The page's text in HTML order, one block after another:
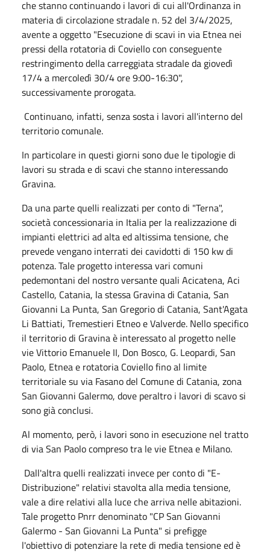
che stanno continuando i lavori di cui all'Ordinanza in
materia di circolazione stradale n. 52 del 3/4/2025,
avente a oggetto "Esecuzione di scavi in via Etnea nei
pressi della rotatoria di Coviello con conseguente
restringimento della carreggiata stradale da giovedì
17/4 a mercoledì 30/4 ore 9:00-16:30",
successivamente prorogata.
Continuano, infatti, senza sosta i lavori all'interno del
territorio comunale.
In particolare in questi giorni sono due le tipologie di
lavori su strada e di scavi che stanno interessando
Gravina.
Da una parte quelli realizzati per conto di "Terna",
società concessionaria in Italia per la realizzazione di
impianti elettrici ad alta ed altissima tensione, che
prevede vengano interrati dei cavidotti di 150 kw di
potenza. Tale progetto interessa vari comuni
pedemontani del nostro versante quali Acicatena, Aci
Castello, Catania, la stessa Gravina di Catania, San
Giovanni La Punta, San Gregorio di Catania, Sant'Agata
Li Battiati, Tremestieri Etneo e Valverde. Nello specifico
il territorio di Gravina è interessato al progetto nelle
vie Vittorio Emanuele II, Don Bosco, G. Leopardi, San
Paolo, Etnea e rotatoria Coviello fino al limite
territoriale su via Fasano del Comune di Catania, zona
San Giovanni Galermo, dove peraltro i lavori di scavo si
sono già conclusi.
Al momento, però, i lavori sono in esecuzione nel tratto
di via San Paolo compreso tra le vie Etnea e Milano.
Dall'altra quelli realizzati invece per conto di "E-
Distribuzione" relativi stavolta alla media tensione,
vale a dire relativi alla luce che arriva nelle abitazioni.
Tale progetto Pnrr denominato "CP San Giovanni
Galermo - San Giovanni La Punta" si prefigge
l'obiettivo di potenziare la rete di media tensione ed è